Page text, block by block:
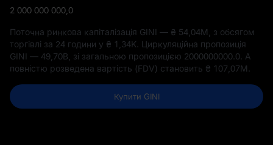
2 000 000 000,0
Поточна ринкова капіталізація GINI — ₴ 54,04M
, з обсягом
торгівлі за 24 години у ₴ 1,34K . Циркуляційна пропозиція
GINI — 49,70B , зі загальною пропозицією 2000000000.0 . А
повністю розведена вартість (FDV) становить ₴ 107,07M
Купити GINI